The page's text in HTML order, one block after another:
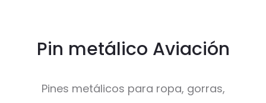
Pin metálico Aviación
Pines metálicos para ropa, gorras,